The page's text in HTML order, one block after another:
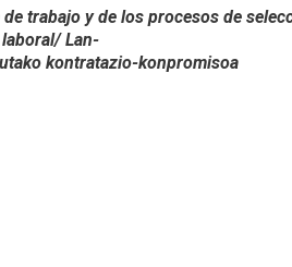
trabajo y de los procesos de
Lan-
kontratazio-konpromisoa